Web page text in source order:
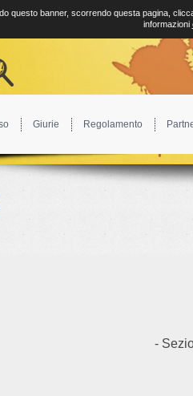
Giurie Regolamento
-
questo banner, scorrendo questa pagina,
informazioni